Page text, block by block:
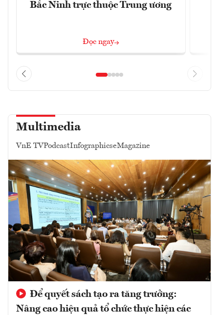
Bắc Ninh trực thuộc Trung ương
Đọc ngay
Multimedia
VnE TVPodcastInfographicseMagazine
Để quyết sách tạo ra tăng trưởng:
Nâng cao hiệu quả tổ chức thực hiện các